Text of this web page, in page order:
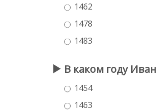
1462
1478
1483
В каком году
1454
1463